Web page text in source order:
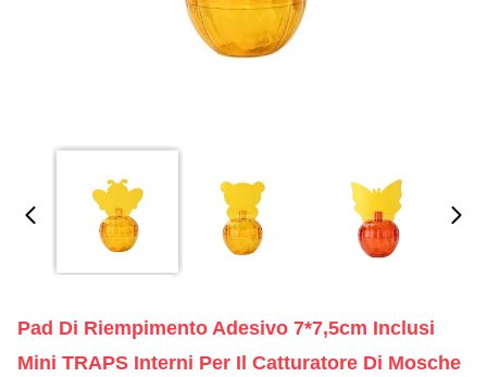
Pad Di Riempimento Adesivo 7*7,5cm Inclusi
Mini TRAPS Interni Per Il Catturatore Di Mosche